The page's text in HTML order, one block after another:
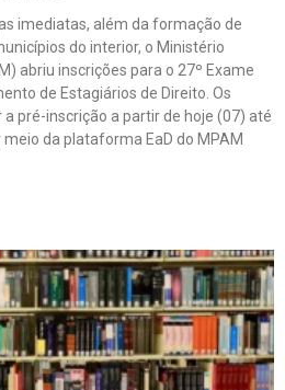
imediatas, além da formação de
do interior, o Ministério
abriu inscrições para o 27º Exame
de Estagiários de Direito. Os
pré-inscrição a partir de hoje (07) até
meio da plataforma EaD do MPAM